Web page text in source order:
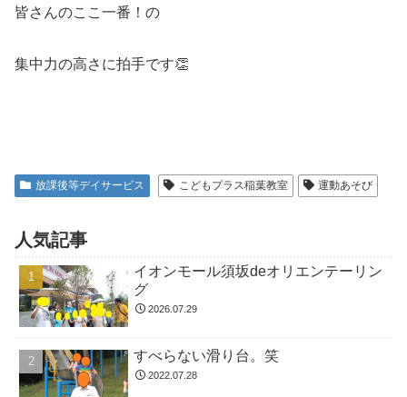
皆さんのここ一番！の
集中力の高さに拍手です👏
放課後等デイサービス こどもプラス稲葉教室 運動あそび
人気記事
イオンモール須坂deオリエンテーリン
グ
2026.07.29
すべらない滑り台。笑
2022.07.28